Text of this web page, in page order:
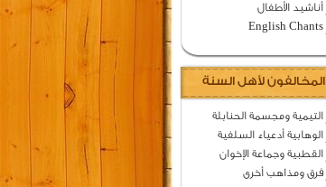
أناشيد الأطفال
English Chants
المخالفون لأهل السنة
التيمية ومجسمة الحنابلة
الوهابية أدعياء السلفية
القطبية وجماعة الإخوان
فرق ومذاهب أخرى